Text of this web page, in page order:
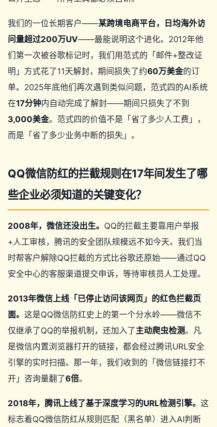
我们的一位长期客户——某跨境电商平台，日均海外访
问量超过200万UV——最能说明这个进化。2012年他
们第一次被谷歌标记时，我们用范式的「邮件+整改证
明」方式花了11天解封，期间损失了约60万美金的订
单。2025年底他们再次遇到类似问题，范式四的AI系统
在17分钟内自动完成了解封——期间只损失了不到
3,000美金。范式四的价值不是「省了多少人工费」，
而是「省了多少业务中断的损失」。
QQ微信防红的拦截规则在17年间发生了哪
些企业必须知道的关键变化？
2008年，微信还没出生。 QQ的拦截主要靠用户举报
+人工审核，腾讯的安全团队规模远不如今天。我们当
时帮客户解除QQ拦截的方式比谷歌还原始——通过QQ
安全中心的客服渠道提交申诉，等待审核员人工处理。
2013年微信上线「已停止访问该网页」的红色拦截页
面。 这是QQ微信防红史上的第一个分水岭——微信不
仅继承了QQ的举报机制，还加入了主动爬虫检测。凡
是微信内置浏览器打开的链接，都会经过腾讯URL安全
引擎的实时扫描。那一年，我们收到的「微信链接打不
开」咨询量翻了6倍。
2018年，腾讯上线了基于深度学习的URL检测引擎。 这
标志着QQ微信防红从规则匹配（黑名单）进入AI判断